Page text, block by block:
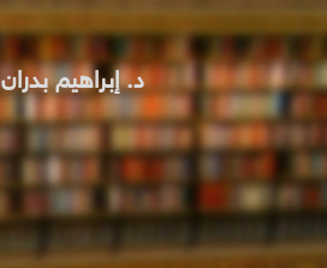
د. إبراهيم بدران